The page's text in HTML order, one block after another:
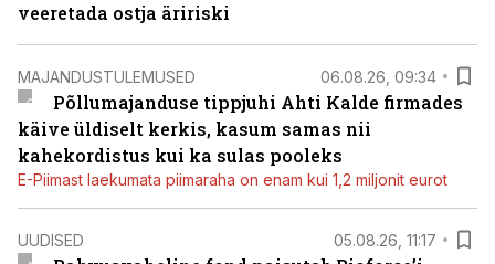
veeretada ostja äririski
MAJANDUSTULEMUSED 06.08.26, 09:34
Põllumajanduse tippjuhi Ahti Kalde firmades
käive üldiselt kerkis, kasum samas nii
kahekordistus kui ka sulas pooleks
E-Piimast laekumata piimaraha on enam kui 1,2 miljonit eurot
UUDISED 05.08.26, 11:17